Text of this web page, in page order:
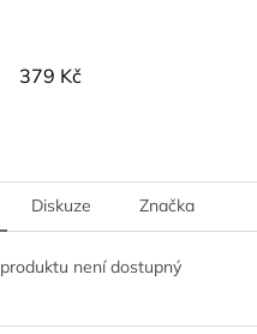
379 Kč
Diskuze Značka
není dostupný